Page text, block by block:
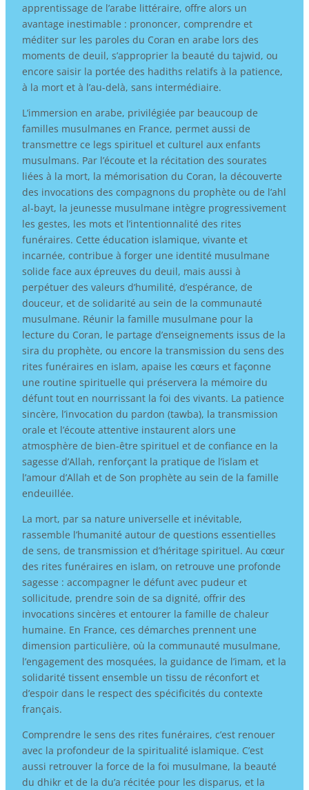
apprentissage de l’arabe littéraire, offre alors un
avantage inestimable : prononcer, comprendre et
méditer sur les paroles du Coran en arabe lors des
moments de deuil, s’approprier la beauté du tajwid, ou
encore saisir la portée des hadiths relatifs à la patience,
à la mort et à l’au-delà, sans intermédiaire.
L’immersion en arabe, privilégiée par beaucoup de
familles musulmanes en France, permet aussi de
transmettre ce legs spirituel et culturel aux enfants
musulmans. Par l’écoute et la récitation des sourates
liées à la mort, la mémorisation du Coran, la découverte
des invocations des compagnons du prophète ou de l’ahl
al-bayt, la jeunesse musulmane intègre progressivement
les gestes, les mots et l’intentionnalité des rites
funéraires. Cette éducation islamique, vivante et
incarnée, contribue à forger une identité musulmane
solide face aux épreuves du deuil, mais aussi à
perpétuer des valeurs d’humilité, d’espérance, de
douceur, et de solidarité au sein de la communauté
musulmane. Réunir la famille musulmane pour la
lecture du Coran, le partage d’enseignements issus de la
sira du prophète, ou encore la transmission du sens des
rites funéraires en islam, apaise les cœurs et façonne
une routine spirituelle qui préservera la mémoire du
défunt tout en nourrissant la foi des vivants. La patience
sincère, l’invocation du pardon (tawba), la transmission
orale et l’écoute attentive instaurent alors une
atmosphère de bien-être spirituel et de confiance en la
sagesse d’Allah, renforçant la pratique de l’islam et
l’amour d’Allah et de Son prophète au sein de la famille
endeuillée.
La mort, par sa nature universelle et inévitable,
rassemble l’humanité autour de questions essentielles
de sens, de transmission et d’héritage spirituel. Au cœur
des rites funéraires en islam, on retrouve une profonde
sagesse : accompagner le défunt avec pudeur et
sollicitude, prendre soin de sa dignité, offrir des
invocations sincères et entourer la famille de chaleur
humaine. En France, ces démarches prennent une
dimension particulière, où la communauté musulmane,
l’engagement des mosquées, la guidance de l’imam, et la
solidarité tissent ensemble un tissu de réconfort et
d’espoir dans le respect des spécificités du contexte
français.
Comprendre le sens des rites funéraires, c’est renouer
avec la profondeur de la spiritualité islamique. C’est
aussi retrouver la force de la foi musulmane, la beauté
du dhikr et de la du’a récitée pour les disparus, et la